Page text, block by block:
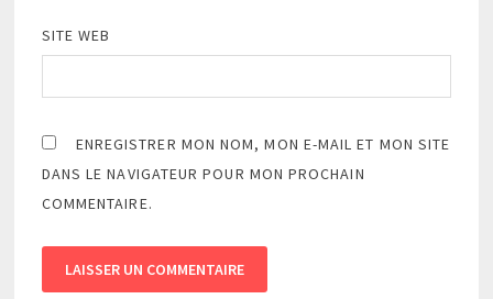
SITE WEB
ENREGISTRER MON NOM, MON E-MAIL ET MON SITE
DANS LE NAVIGATEUR POUR MON PROCHAIN
COMMENTAIRE.